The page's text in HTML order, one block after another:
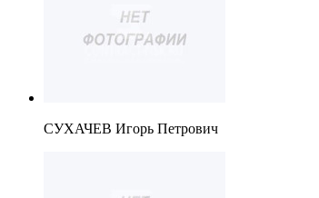
СУХАЧЕВ Игорь Петрович